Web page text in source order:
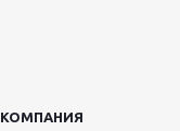
КОМПАНИЯ